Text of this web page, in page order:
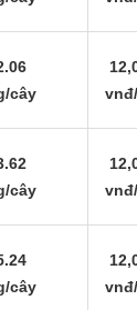
cây
cây
cây